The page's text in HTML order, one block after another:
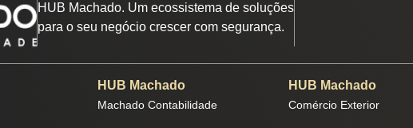
HUB Machado. Um ecossistema de soluções
para o seu negócio crescer com segurança.
HUB Machado
Machado Contabilidade
HUB Machado
Comércio Exterior